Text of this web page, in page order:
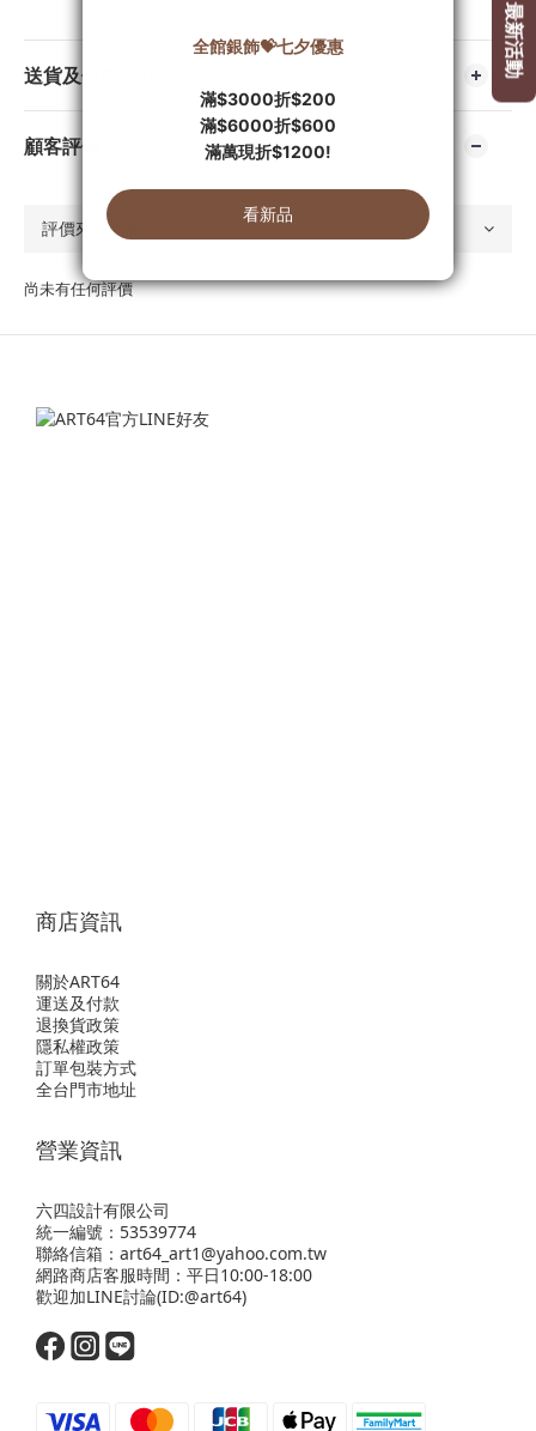
送貨及付款方式
顧客評價
尚未有任何評價
商店資訊
關於ART64
運送及付款
退換貨政策
隱私權政策
訂單包裝方式
全台門市地址
營業資訊
六四設計有限公司
統一編號：53539774
聯絡信箱：art64_art1@yahoo.com.tw
網路商店客服時間：平日10:00-18:00
歡迎加LINE討論(ID:@art64)